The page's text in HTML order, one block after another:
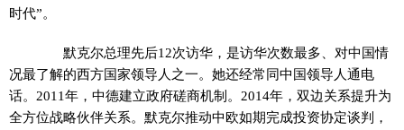
时代”。
默克尔总理先后12次访华，是访华次数最多、对中国情
况最了解的西方国家领导人之一。她还经常同中国领导人通电
话。2011年，中德建立政府磋商机制。2014年，双边关系提升为
全方位战略伙伴关系。默克尔推动中欧如期完成投资协定谈判，